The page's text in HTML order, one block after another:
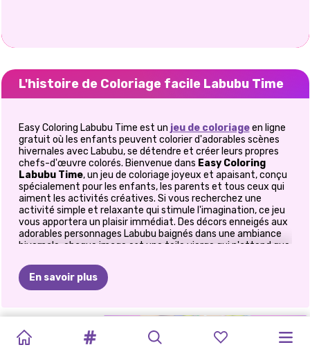
L'histoire de Coloriage facile Labubu Time
Easy Coloring Labubu Time est un jeu de coloriageen ligne
gratuit où les enfants peuvent colorier d'adorables scènes
hivernales avec Labubu, se détendre et créer leurs propres
chefs-d'œuvre colorés. Bienvenue dans Easy Coloring
Labubu Time, un jeu de coloriage joyeux et apaisant, conçu
spécialement pour les enfants, les parents et tous ceux qui
aiment les activités créatives. Si vous recherchez une
activité simple et relaxante qui stimule l'imagination, ce jeu
vous apportera un plaisir immédiat. Des décors enneigés aux
adorables personnages Labubu baignés dans une ambiance
hivernale, chaque image est une toile vierge qui n'attend que
surprise à sourire sans même m'en rendre compte. Choisir les
couleurs, colorier de chaleureux paysages d'hiver et voir
Labubu prendre vie était une expérience relaxante et
laisse libre cours à la créativité, idéal pour des moments de
calme ou des pauses ludiques.
En savoir plus
COLORIAGE
APPRENDRE
LIVRE
COLORIAGE
LABUBU
ET
LABUBU
CRÉEZ
LABUBU JEU